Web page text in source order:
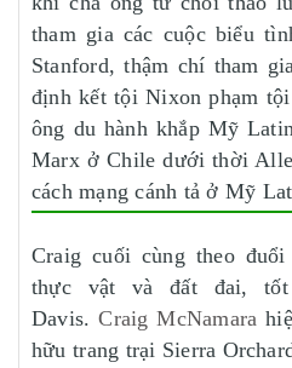
tham gia các cuộc biểu
Stanford, thậm chí tham
định kết tội Nixon phạm
ông du hành khắp Mỹ
Marx ở Chile dưới thời
cách mạng cánh tả ở Mỹ
Craig cuối cùng theo
thực vật và đất đai,
Davis. Craig McNamara
hữu trang trại Sierra